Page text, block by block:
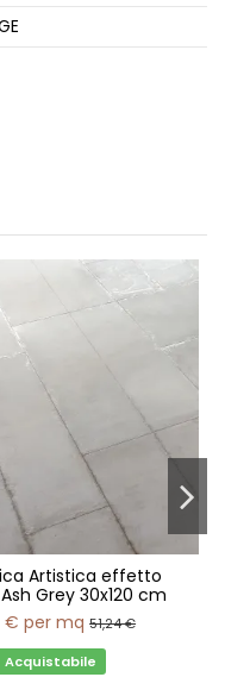
Artistica effetto
Grey 30x120 cm
€ per mq 51,24 €
Acquistabile